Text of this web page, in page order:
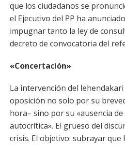
que los ciudadanos se
el Ejecutivo del PP ha
impugnar tanto la ley de
decreto de convocatoria del
«Concertación»
La intervención del
oposición no solo por su
hora– sino por su «ausencia
autocrítica». El grueso del
crisis. El objetivo: subrayar que